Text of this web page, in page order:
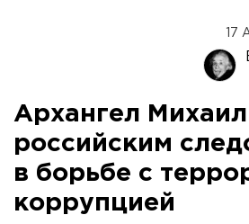
17
Архангел
российским
в борьбе с
коррупцией